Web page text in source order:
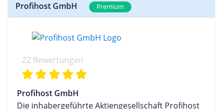
Profihost GmbH Premium
22 Bewertungen
Profihost GmbH
Die inhabergeführte Aktiengesellschaft Profihost